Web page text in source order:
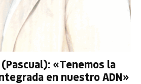
«Tenemos la
en nuestro ADN»